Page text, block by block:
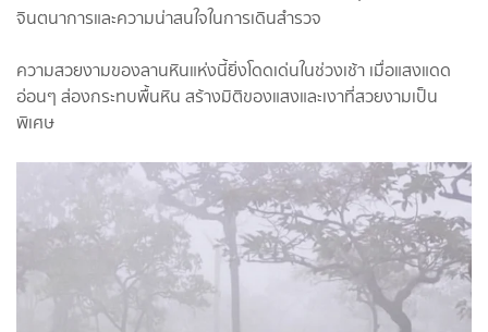
จินตนาการและความน่าสนใจในการเดินสำรวจ
ความสวยงามของลานหินแห่งนี้ยิ่งโดดเด่นในช่วงเช้า เมื่อแสงแดด
อ่อนๆ ส่องกระทบพื้นหิน สร้างมิติของแสงและเงาที่สวยงามเป็น
พิเศษ